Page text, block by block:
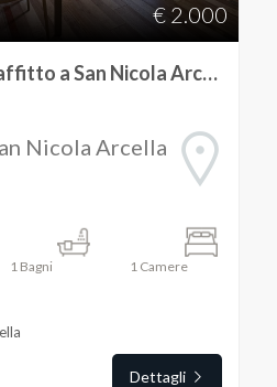
€ 2.000
Appartamento in affitto a San Nicola Arcella
Nicola Arcella
1Bagni 1Camere
Dettagli